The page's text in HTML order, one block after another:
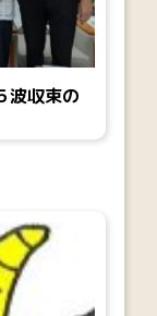
波収束の